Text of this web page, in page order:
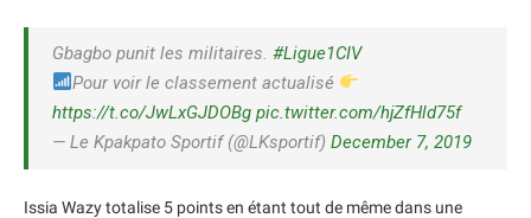
Gbagbo punit les militaires. #Ligue1CIV
Pour voir le classement actualisé
https://t.co/JwLxGJDOBg pic.twitter.com/hjZfHld75f
— Le Kpakpato Sportif (@LKsportif) December 7, 2019
Issia Wazy totalise 5 points en étant tout de même dans une